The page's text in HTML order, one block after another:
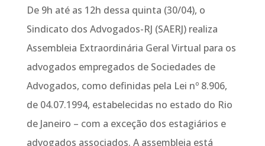
De 9h até as 12h dessa quinta (30/04), o
Sindicato dos Advogados-RJ (SAERJ) realiza
Assembleia Extraordinária Geral Virtual para os
advogados empregados de Sociedades de
Advogados, como definidas pela Lei nº 8.906,
de 04.07.1994, estabelecidas no estado do Rio
de Janeiro – com a exceção dos estagiários e
advogados associados. A assembleia está